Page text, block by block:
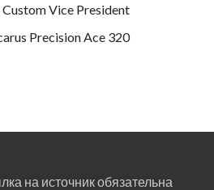
Vice President
Precision Ace 320
на источник обязательна